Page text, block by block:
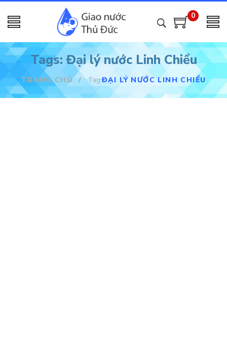
0
Tags: Đại lý nước Linh Chiểu
TRANG CHỦ / Tag:ĐẠI LÝ NƯỚC LINH CHIỂU